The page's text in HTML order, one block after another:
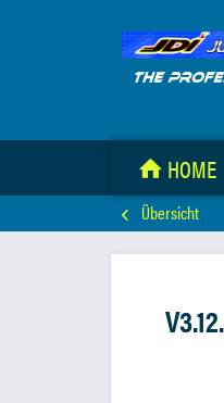
HOME
Übersicht